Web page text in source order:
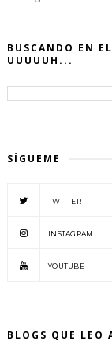
BUSCANDO EN
UUUUUH...
SÍGUEME
TWITTER
INSTAGRAM
YOUTUBE
BLOGS QUE LEO